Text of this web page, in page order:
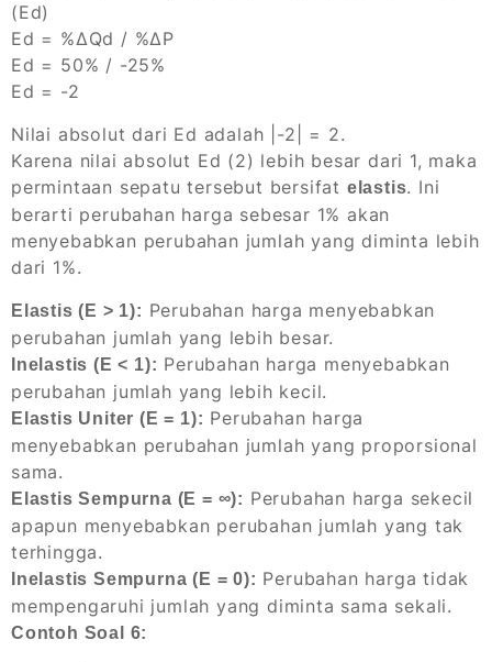
(Ed)
Ed = %ΔQd / %ΔP
Ed = 50% / -25%
Ed = -2
Nilai absolut dari Ed adalah |-2| = 2.
Karena nilai absolut Ed (2) lebih besar dari 1, maka
permintaan sepatu tersebut bersifat elastis. Ini
berarti perubahan harga sebesar 1% akan
menyebabkan perubahan jumlah yang diminta lebih
dari 1%.
Elastis (E > 1): Perubahan harga menyebabkan
perubahan jumlah yang lebih besar.
Inelastis (E < 1): Perubahan harga menyebabkan
perubahan jumlah yang lebih kecil.
Elastis Uniter (E = 1): Perubahan harga
menyebabkan perubahan jumlah yang proporsional
sama.
Elastis Sempurna (E = ∞): Perubahan harga sekecil
apapun menyebabkan perubahan jumlah yang tak
terhingga.
Inelastis Sempurna (E = 0): Perubahan harga tidak
mempengaruhi jumlah yang diminta sama sekali.
Contoh Soal 6: